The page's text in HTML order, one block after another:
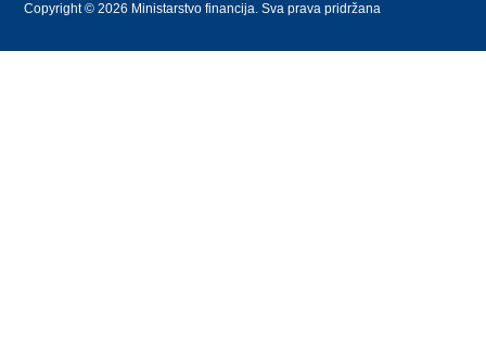
Copyright © 2026 Ministarstvo financija. Sva prava pridržana